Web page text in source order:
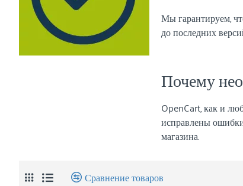
Мы гарантируем,
до последних
Почему
OpenCart, как и
исправлены
магазина.
Сравнение товаров